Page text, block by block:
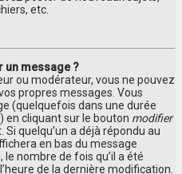
etc.
un message ?
ou modérateur, vous ne pouvez
propres messages. Vous
(quelquefois dans une durée
en cliquant sur le bouton modifier
quelqu’un a déjà répondu au
en bas du message
le nombre de fois qu’il a été
de la dernière modification.